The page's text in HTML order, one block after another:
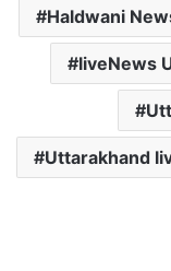
Haldwani
liveNews
Uttarakhand